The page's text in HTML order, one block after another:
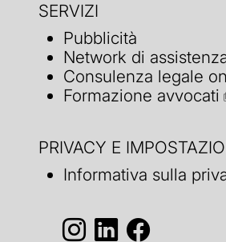
SERVIZI
Pubblicità
Network di
Consulenza legale
Formazione avvocati
PRIVACY E
Informativa sulla